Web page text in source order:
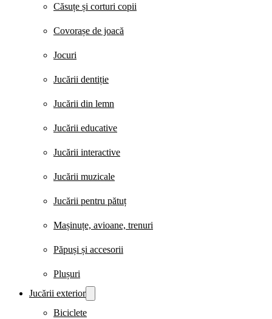
Căsuțe și corturi copii
Covorașe de joacă
Jocuri
Jucării dentiție
Jucării din lemn
Jucării educative
Jucării interactive
Jucării muzicale
Jucării pentru pătuț
Mașinuțe, avioane, trenuri
Păpuși și accesorii
Plușuri
Jucării exterior
Biciclete